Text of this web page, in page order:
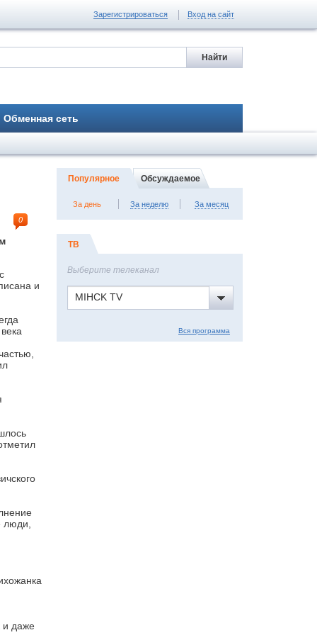
Зарегистрироваться Вход на сайт
Обменная сеть
0
и
люди,
и даже
Популярное Обсуждаемое
За день За неделю За месяц
ТВ
Выберите телеканал
MIHCK TV
Вся программа